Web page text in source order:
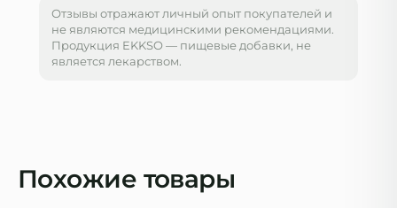
Отзывы отражают личный опыт покупателей и
не являются медицинскими рекомендациями.
Продукция EKKSO — пищевые добавки, не
является лекарством.
Похожие товары